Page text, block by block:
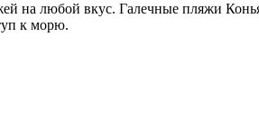
на любой вкус. Галечные пляжи
к морю.